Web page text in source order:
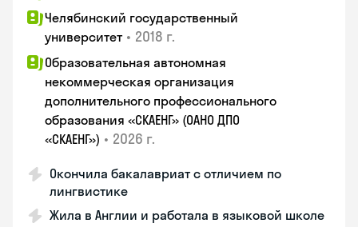
Челябинский государственный
университет • 2018 г.
Образовательная автономная
некоммерческая организация
дополнительного профессионального
образования «СКАЕНГ» (ОАНО ДПО
«СКАЕНГ») • 2026 г.
Окончила бакалавриат с отличием по
лингвистике
Жила в Англии и работала в языковой школе